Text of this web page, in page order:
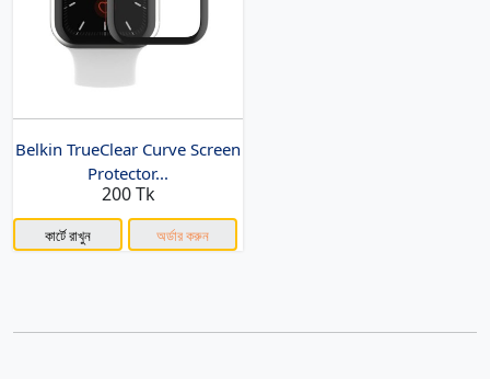
Belkin TrueClear Curve Screen
Protector...
200 Tk
কার্টে রাখুন অর্ডার করুন